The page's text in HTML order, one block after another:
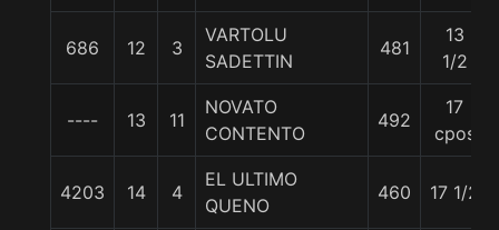
686 12 3
VARTOLU
SADETTIN
481
13
1/2
---- 13 11
NOVATO
CONTENTO
492
17
cpos
4203 14 4
EL ULTIMO
QUENO
460 17 1/2